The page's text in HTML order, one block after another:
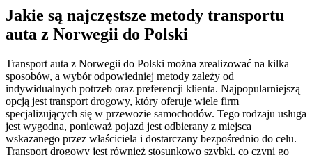
Jakie są najczęstsze metody transportu
auta z Norwegii do Polski
Transport auta z Norwegii do Polski można zrealizować na kilka
sposobów, a wybór odpowiedniej metody zależy od
indywidualnych potrzeb oraz preferencji klienta. Najpopularniejszą
opcją jest transport drogowy, który oferuje wiele firm
specjalizujących się w przewozie samochodów. Tego rodzaju usługa
jest wygodna, ponieważ pojazd jest odbierany z miejsca
wskazanego przez właściciela i dostarczany bezpośrednio do celu.
Transport drogowy jest również stosunkowo szybki, co czyni go